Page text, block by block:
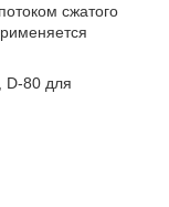
сжатого
D-80 для